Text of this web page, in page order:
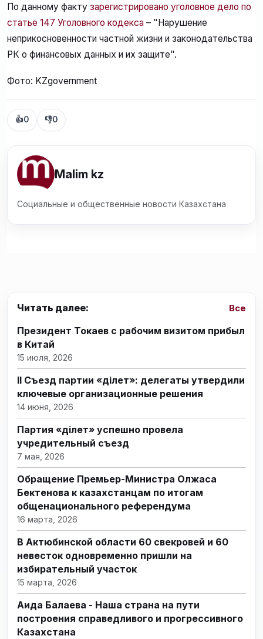
По данному факту зарегистрировано уголовное дело по
статье 147 Уголовного кодекса – "Нарушение
неприкосновенности частной жизни и законодательства
РК о финансовых данных и их защите".
Фото: KZgovernment
👍0 👎0
Malim kz
Социальные и общественные новости Казахстана
Читать далее: Все
Президент Токаев с рабочим визитом прибыл
в Китай
15 июля, 2026
II Съезд партии «Әділет»: делегаты утвердили
ключевые организационные решения
14 июня, 2026
Партия «Әділет» успешно провела
учредительный съезд
7 мая, 2026
Обращение Премьер-Министра Олжаса
Бектенова к казахстанцам по итогам
общенационального референдума
16 марта, 2026
В Актюбинской области 60 свекровей и 60
невесток одновременно пришли на
избирательный участок
15 марта, 2026
Аида Балаева - Наша страна на пути
построения справедливого и прогрессивного
Казахстана